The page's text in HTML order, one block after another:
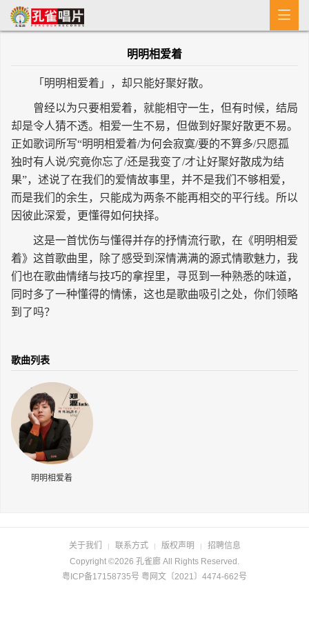
首 页
MV
新闻
艺人介绍
专辑
收歌

明明相爱着
「明明相爱着」，却只能好聚好散。
曾经以为只要相爱着，就能相守一生，但有时候，结局
却是令人猜不透。相爱一生不易，但做到好聚好散更不易。
正如歌词所写“明明相爱着/为何会寂寞/要的不算多/只愿孤
独时有人说/究竟你忘了/还是我变了/才让好聚好散成为结
果”，述说了在我们的爱情故事里，并不是我们不够相爱，
而是我们的余生，只能成为两条不能再相交的平行线。所以
因彼此深爱，更懂得如何抉择。
这是一首忧伤与懂得并存的抒情流行歌，在《明明相爱
着》这首歌曲里，除了感受到深情满满的源式情歌魅力，我
们也在歌曲情绪与技巧的拿捏里，寻觅到一种熟悉的味道，
同时多了一种懂得的情愫，这也是歌曲吸引之处，你们领略
到了吗？
歌曲列表
明明相爱着
关于我们 | 联系方式 | 版权声明 |
招聘信息
Copyright ©2026 孔雀廊 All Rights Reserved.
粤ICP备17158735号 粤网文〔2021〕4474-662号